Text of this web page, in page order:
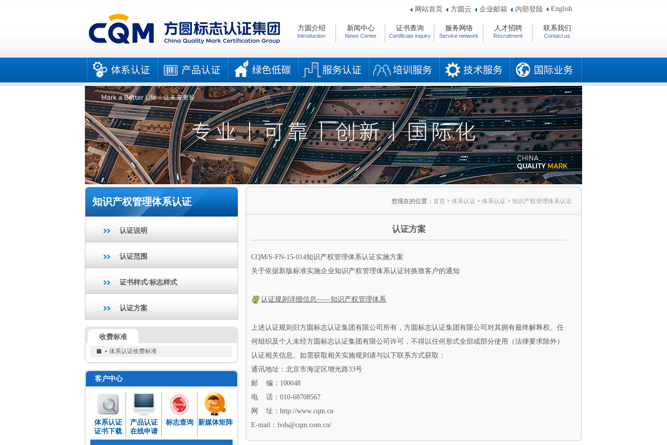
网站首页 方圆云 企业邮箱 内部登陆 English
方圆介绍
Introduction
新闻中心
News Center
证书查询
Certificate inquiry
服务网络
Service network
人才招聘
Recruitment
联系我们
Contact us
知识产权管理体系认证
认证说明
认证范围
证书样式/标志样式
认证方案
收费标准
体系认证收费标准
客户中心
体系认证
证书下载
产品认证
在线申请
标志查询 新媒体矩阵
您现在的位置： 首页 > 体系认证 > 体系认证 > 知识产权管理体系认证
认证方案
CQM/S-FN-15-014知识产权管理体系认证实施方案
关于依据新版标准实施企业知识产权管理体系认证转换致客户的通知
认证规则详细信息——知识产权管理体系
上述认证规则归方圆标志认证集团有限公司所有，方圆标志认证集团有限公司对其拥有最终解释权。任
何组织及个人未经方圆标志认证集团有限公司许可，不得以任何形式全部或部分使用（法律要求除外）
认证相关信息。如需获取相关实施规则请与以下联系方式获取：
通讯地址：北京市海淀区增光路33号
邮 编：100048
电 话：010-68708567
网 址：http://www.cqm.cn
E-mail：lvds@cqm.com.cn/